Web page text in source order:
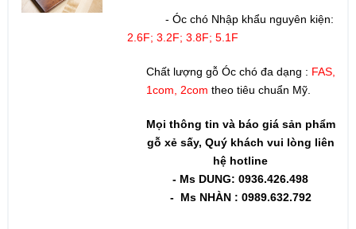
- Óc chó Nhập khẩu nguyên kiện:
2.6F; 3.2F; 3.8F; 5.1F
Chất lượng gỗ Óc chó đa dạng : FAS,
1com, 2com theo tiêu chuẩn Mỹ.
Mọi thông tin và báo giá sản phẩm
gỗ xẻ sấy, Quý khách vui lòng liên
hệ hotline
- Ms DUNG: 0936.426.498
- Ms NHÀN : 0989.632.792